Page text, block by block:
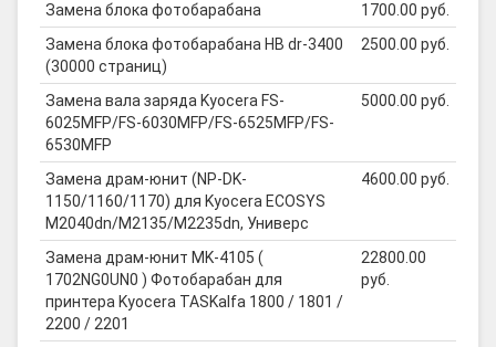
Замена блока фотобарабана
1700.00 руб.
Замена блока фотобарабана HB dr-3400
(30000 страниц)
2500.00 руб.
Замена вала заряда Kyocera FS-
6025MFP/FS-6030MFP/FS-6525MFP/FS-
6530MFP
5000.00 руб.
Замена драм-юнит (NP-DK-
1150/1160/1170) для Kyocera ECOSYS
M2040dn/M2135/M2235dn, Универс
4600.00 руб.
Замена драм-юнит MK-4105 (
1702NG0UN0 ) Фотобарабан для
принтера Kyocera TASKalfa 1800 / 1801 /
2200 / 2201
22800.00
руб.